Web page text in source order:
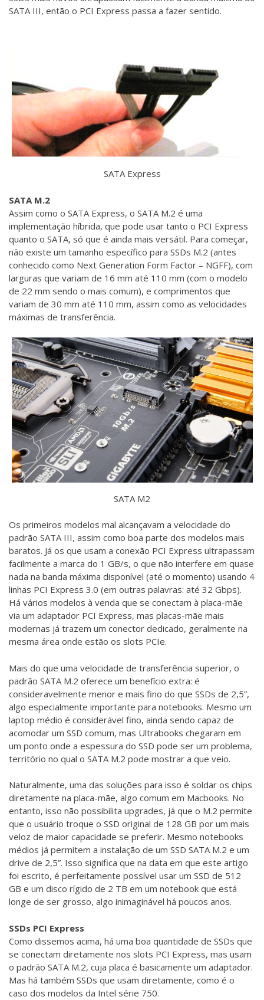
SATA III, então o PCI Express passa a fazer sentido.
SATA Express
SATA M.2
Assim como o SATA Express, o SATA M.2 é uma
implementação híbrida, que pode usar tanto o PCI Express
quanto o SATA, só que é ainda mais versátil. Para começar,
não existe um tamanho específico para SSDs M.2 (antes
conhecido como Next Generation Form Factor – NGFF), com
larguras que variam de 16 mm até 110 mm (com o modelo
de 22 mm sendo o mais comum), e comprimentos que
variam de 30 mm até 110 mm, assim como as velocidades
máximas de transferência.
SATA M2
Os primeiros modelos mal alcançavam a velocidade do
padrão SATA III, assim como boa parte dos modelos mais
baratos. Já os que usam a conexão PCI Express ultrapassam
facilmente a marca do 1 GB/s, o que não interfere em quase
nada na banda máxima disponível (até o momento) usando 4
linhas PCI Express 3.0 (em outras palavras: até 32 Gbps).
Há vários modelos à venda que se conectam à placa-mãe
via um adaptador PCI Express, mas placas-mãe mais
modernas já trazem um conector dedicado, geralmente na
mesma área onde estão os slots PCIe.
Mais do que uma velocidade de transferência superior, o
padrão SATA M.2 oferece um benefício extra: é
consideravelmente menor e mais fino do que SSDs de 2,5”,
algo especialmente importante para notebooks. Mesmo um
laptop médio é considerável fino, ainda sendo capaz de
acomodar um SSD comum, mas Ultrabooks chegaram em
um ponto onde a espessura do SSD pode ser um problema,
território no qual o SATA M.2 pode mostrar a que veio.
Naturalmente, uma das soluções para isso é soldar os chips
diretamente na placa-mãe, algo comum em Macbooks. No
entanto, isso não possibilita upgrades, já que o M.2 permite
que o usuário troque o SSD original de 128 GB por um mais
veloz de maior capacidade se preferir. Mesmo notebooks
médios já permitem a instalação de um SSD SATA M.2 e um
drive de 2,5”. Isso significa que na data em que este artigo
foi escrito, é perfeitamente possível usar um SSD de 512
GB e um disco rígido de 2 TB em um notebook que está
longe de ser grosso, algo inimaginável há poucos anos.
SSDs PCI Express
Como dissemos acima, há uma boa quantidade de SSDs que
se conectam diretamente nos slots PCI Express, mas usam
o padrão SATA M.2, cuja placa é basicamente um adaptador.
Mas há também SSDs que usam diretamente, como é o
caso dos modelos da Intel série 750.